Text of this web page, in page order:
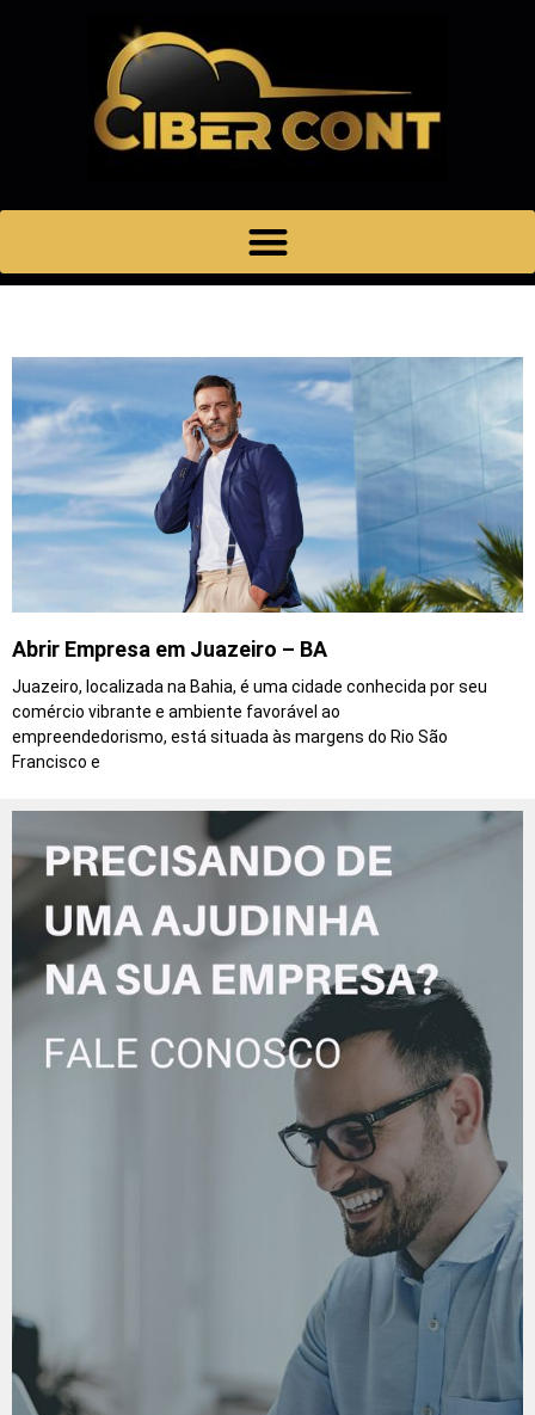
Abrir Empresa em Juazeiro – BA
Juazeiro, localizada na Bahia, é uma cidade conhecida por seu
comércio vibrante e ambiente favorável ao
empreendedorismo, está situada às margens do Rio São
Francisco e